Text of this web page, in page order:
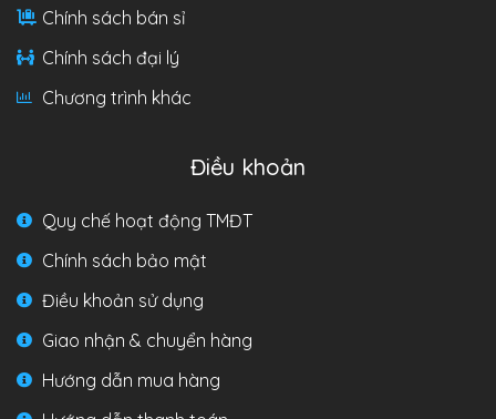
Chính sách bán sỉ
Chính sách đại lý
Chương trình khác
Điều khoản
Quy chế hoạt động TMĐT
Chính sách bảo mật
Điều khoản sử dụng
Giao nhận & chuyển hàng
Hướng dẫn mua hàng